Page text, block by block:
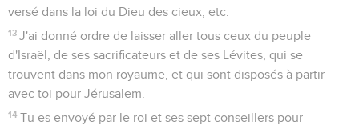
versé dans la loi du Dieu des cieux, etc.
13 J'ai donné ordre de laisser aller tous ceux du peuple
d'Israël, de ses sacrificateurs et de ses Lévites, qui se
trouvent dans mon royaume, et qui sont disposés à partir
avec toi pour Jérusalem.
14 Tu es envoyé par le roi et ses sept conseillers pour